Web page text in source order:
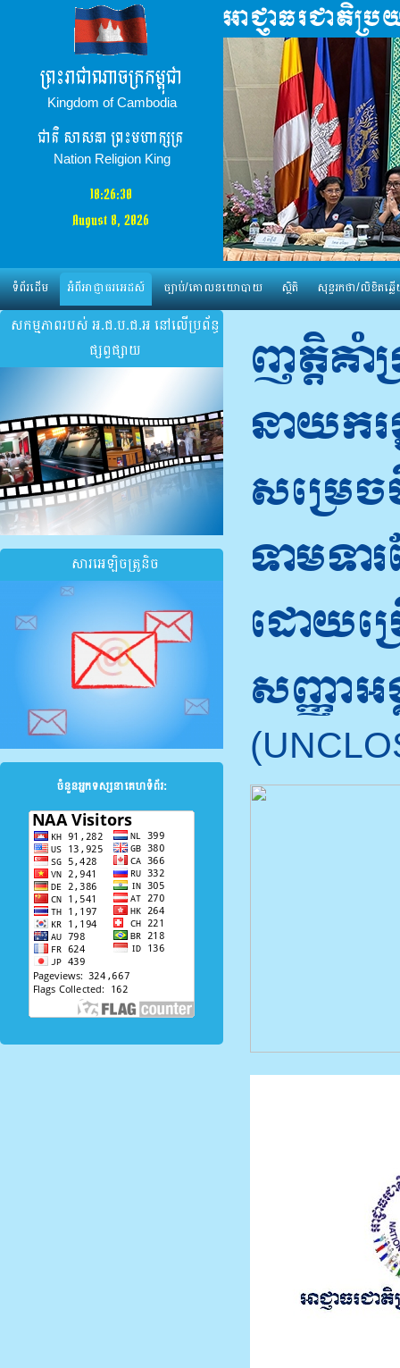
ព្រះរាជាណាចក្រកម្ពុជា
Kingdom of Cambodia
ជាតិ​ សាសនា ព្រះមហាក្សត្រ
Nation Religion King
18:26:31
August 8, 2026
ទំព័រដើម អំពីអាជ្ញាធរអេដស៍ ច្បាប់/គោលនយោបាយ ស្ថិតិ សុន្ទរកថា/លិខិតឆ្លើ
សកម្មភាពរបស់ អ.ជ.ប.ជ.អ នៅលើប្រព័ន្ធ
ផ្សព្វផ្សាយ
សារអេឡិចត្រូនិច
ចំនួនអ្នកទស្សនាគេហទំព័រ:
ញត្តិគ
នាយករដ្
សម្រេច
ទាមទា
ដោយប្រ
សញ្ញាអ